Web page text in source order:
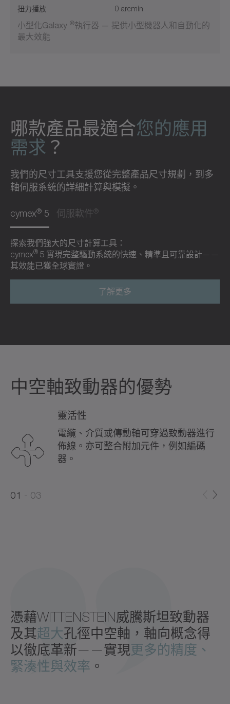
扭力播放 0 arcmin
小型化Galaxy ®執行器 — 提供小型機器人和自動化的
最大效能
哪款產品最適合您的應用
需求 ？
我們的尺寸工具支援您從完整產品尺寸規劃，到多
軸伺服系統的詳細計算與模擬。
cymex® 5 伺服軟件®
探索我們強大的尺寸計算工具：
cymex® 5 實現完整驅動系統的快速、精準且可靠設計——
其效能已獲全球實證。
了解更多
中空軸致動器的優勢
靈活性
電纜、介質或傳動軸可穿過致動器進行
佈線。亦可整合附加元件，例如編碼
器。
01
03
憑藉WITTENSTEIN威騰斯坦致動器
及其超大孔徑中空軸，軸向概念得
以徹底革新——實現更多的精度、
緊湊性與效率 。